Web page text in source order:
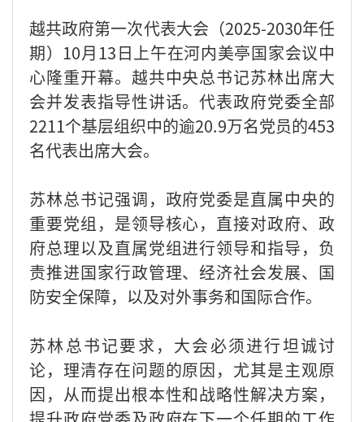
越共政府第一次代表大会（2025-2030年任
期）10月13日上午在河内美亭国家会议中
心隆重开幕。越共中央总书记苏林出席大
会并发表指导性讲话。代表政府党委全部
2211个基层组织中的逾20.9万名党员的453
名代表出席大会。
苏林总书记强调，政府党委是直属中央的
重要党组，是领导核心，直接对政府、政
府总理以及直属党组进行领导和指导，负
责推进国家行政管理、经济社会发展、国
防安全保障，以及对外事务和国际合作。
苏林总书记要求，大会必须进行坦诚讨
论，理清存在问题的原因，尤其是主观原
因，从而提出根本性和战略性解决方案，